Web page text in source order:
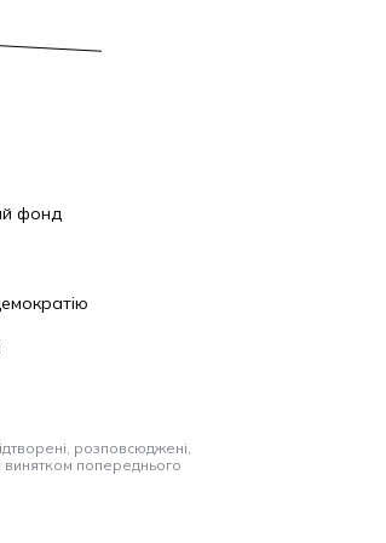
фонд
розповсюджені,
винятком попереднього